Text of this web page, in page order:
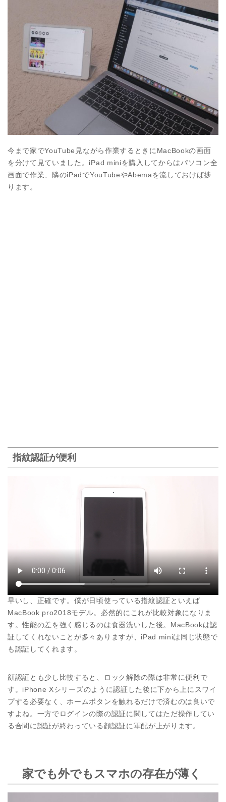
今まで家でYouTube見ながら作業するときにMacBookの画面
を分けて見ていました。iPad miniを購入してからはパソコン全
画面で作業、隣のiPadでYouTubeやAbemaを流しておけば捗
ります。
指紋認証が便利
早いし、正確です。僕が日頃使っている指紋認証といえば
MacBook pro2018モデル。必然的にこれが比較対象になりま
す。性能の差を強く感じるのは食器洗いした後。MacBookは認
証してくれないことが多々ありますが、iPad miniは同じ状態で
も認証してくれます。
顔認証とも少し比較すると、ロック解除の際は非常に便利で
す。iPhone Xシリーズのように認証した後に下から上にスワイ
プする必要なく、ホームボタンを触れるだけで済むのは良いで
すよね。一方でログインの際の認証に関してはただ操作してい
る合間に認証が終わっている顔認証に軍配が上がります。
家でも外でもスマホの存在が薄く